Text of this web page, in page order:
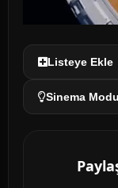
Listeye Ekle
Sinema Modu